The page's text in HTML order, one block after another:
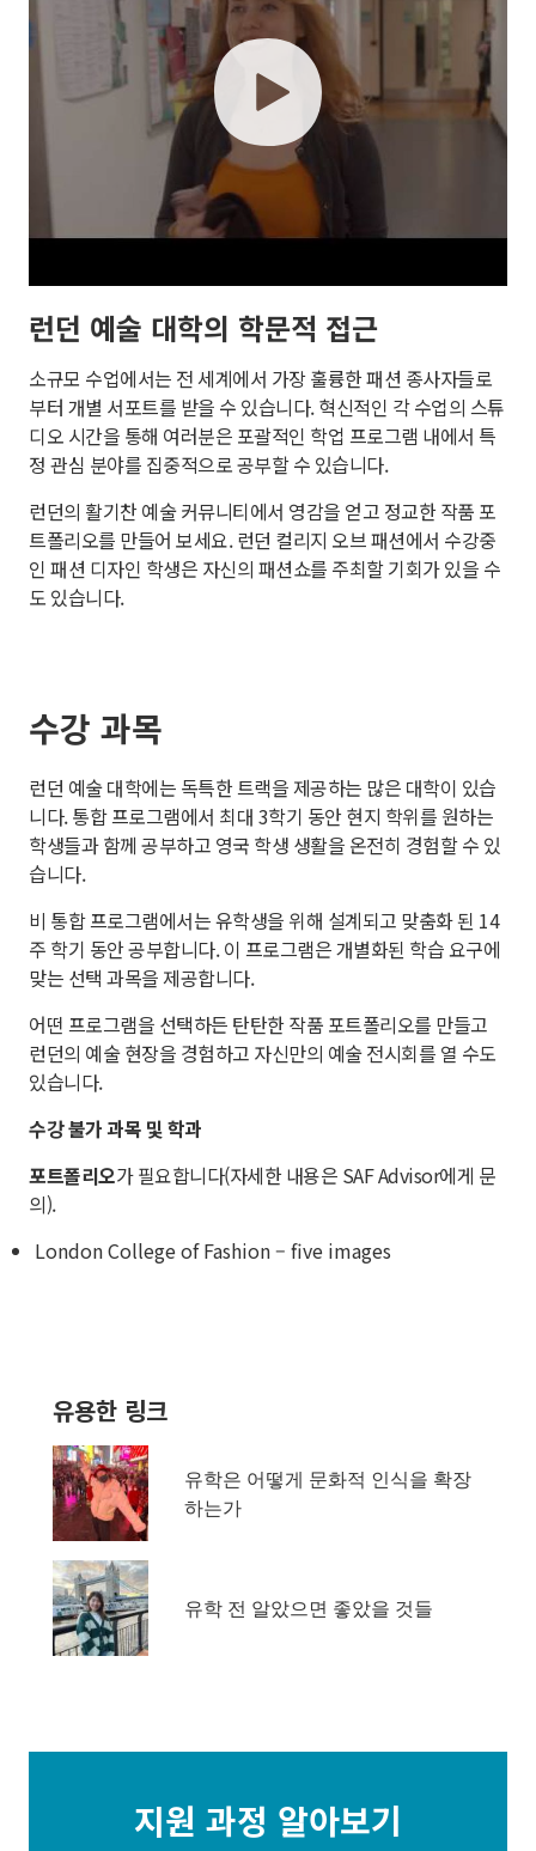
play
런던 예술 대학의 학문적 접근
소규모 수업에서는 전 세계에서 가장 훌륭한 패션 종사자들로
부터 개별 서포트를 받을 수 있습니다. 혁신적인 각 수업의 스튜
디오 시간을 통해 여러분은 포괄적인 학업 프로그램 내에서 특
정 관심 분야를 집중적으로 공부할 수 있습니다.
런던의 활기찬 예술 커뮤니티에서 영감을 얻고 정교한 작품 포
트폴리오를 만들어 보세요. 런던 컬리지 오브 패션에서 수강중
인 패션 디자인 학생은 자신의 패션쇼를 주최할 기회가 있을 수
도 있습니다.
수강 과목
런던 예술 대학에는 독특한 트랙을 제공하는 많은 대학이 있습
니다. 통합 프로그램에서 최대 3학기 동안 현지 학위를 원하는
학생들과 함께 공부하고 영국 학생 생활을 온전히 경험할 수 있
습니다.
비 통합 프로그램에서는 유학생을 위해 설계되고 맞춤화 된 14
주 학기 동안 공부합니다. 이 프로그램은 개별화된 학습 요구에
맞는 선택 과목을 제공합니다.
어떤 프로그램을 선택하든 탄탄한 작품 포트폴리오를 만들고
런던의 예술 현장을 경험하고 자신만의 예술 전시회를 열 수도
있습니다.
수강 불가 과목 및 학과
포트폴리오가 필요합니다(자세한 내용은 SAFAdvisor에게 문
의).
London College of Fashion – five images
유용한 링크
유학은 어떻게 문화적 인식을 확장
하는가
유학 전 알았으면 좋았을 것들
지원 과정 알아보기